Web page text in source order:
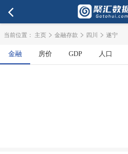
当前位置： 主页 > 金融存款 > 四川 > 遂宁
金融 房价 GDP 人口